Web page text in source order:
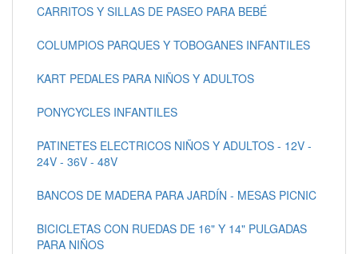
CARRITOS Y SILLAS DE PASEO PARA BEBÉ
COLUMPIOS PARQUES Y TOBOGANES INFANTILES
KART PEDALES PARA NIÑOS Y ADULTOS
PONYCYCLES INFANTILES
PATINETES ELECTRICOS NIÑOS Y ADULTOS - 12V -
24V - 36V - 48V
BANCOS DE MADERA PARA JARDÍN - MESAS PICNIC
BICICLETAS CON RUEDAS DE 16" Y 14" PULGADAS
PARA NIÑOS